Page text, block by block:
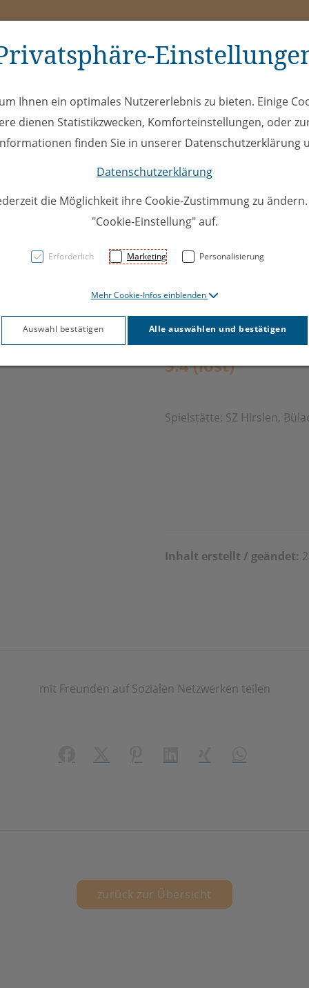
ÖEL Club
Bülach
Ergebnis:
5:4 (lost)
Spielstätte: SZ Hirslen,
Inhalt erstellt / geändet:
mit Freunden auf Sozialen Netzwerken teilen
zurück zur Übersicht
Ihnen ein optimales Nutzererlebnis zu bieten. Einige
dienen Statistikzwecken, Komforteinstellungen, oder
finden Sie in unserer Datenschutzerklärung
Datenschutzerklärung
die Möglichkeit ihre Cookie-Zustimmung zu
"Cookie-Einstellung" auf.
Erforderlich Marketing Personalisierung
Mehr Cookie-Infos einblenden
Auswahl bestätigen Alle auswählen und bestätigen